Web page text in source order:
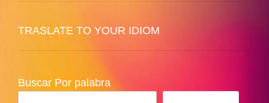
TRASLATE TO YOUR IDIOM
Buscar Por palabra